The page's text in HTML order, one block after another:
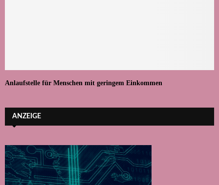
Anlaufstelle für Menschen mit geringem Einkommen
ANZEIGE